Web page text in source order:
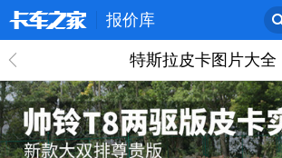
报价库
回 特斯拉皮卡图片大全